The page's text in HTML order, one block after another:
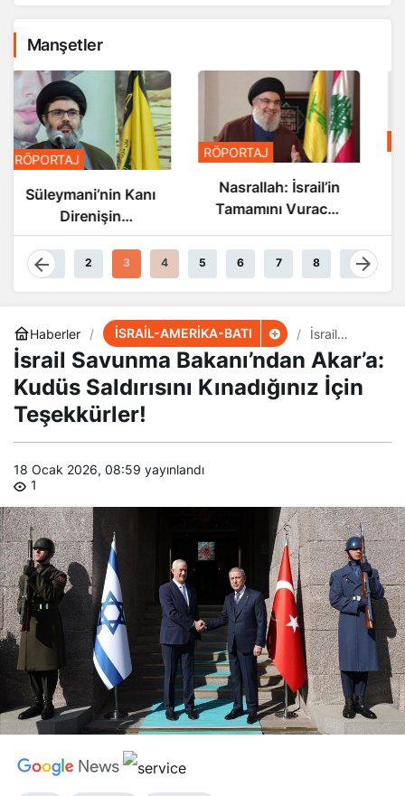
Manşetler
RÖPORTAJ
Nasrallah: İsrail’in
Tamamını Vuracak
Güçteyiz
RÖPORTAJ
Nasrallah: İsrail’in
Sonu Yakın
1 2 3 4 5 6 7 8 9
Haberler İSRAİL-AMERİKA-BATI
İsrail
Savunma
Bakanı’ndan
Akar’a:
Kudüs
İçin
İsrail Savunma Bakanı’ndan Akar’a:
Kudüs Saldırısını Kınadığınız İçin
Teşekkürler!
18 Ocak 2026, 08:59 yayınlandı
1